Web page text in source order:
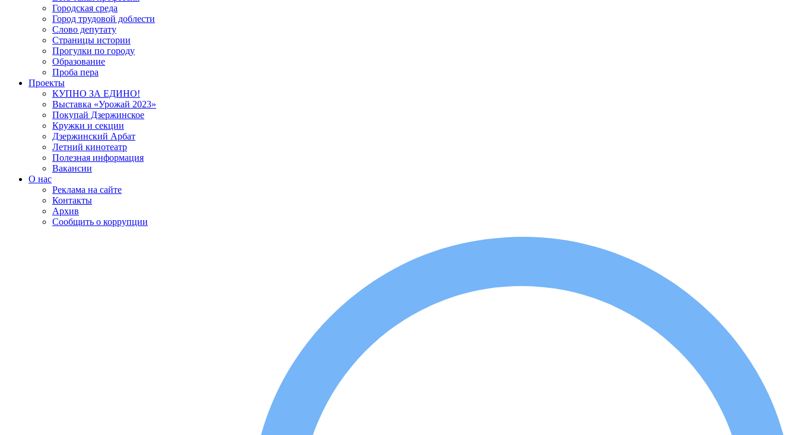
Городская среда
Город трудовой доблести
Слово депутату
Страницы истории
Прогулки по городу
Образование
Проба пера
Проекты
КУПНО ЗА ЕДИНО!
Выставка «Урожай 2023»
Покупай Дзержинское
Кружки и секции
Дзержинский Арбат
Летний кинотеатр
Полезная информация
Вакансии
О нас
Реклама на сайте
Контакты
Архив
Сообщить о коррупции